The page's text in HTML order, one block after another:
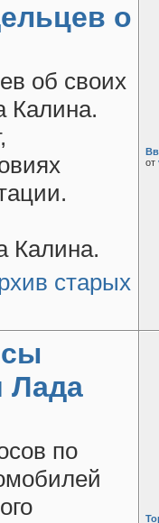
о
об своих
Калина.
Калина.
старых
от
Лада
по